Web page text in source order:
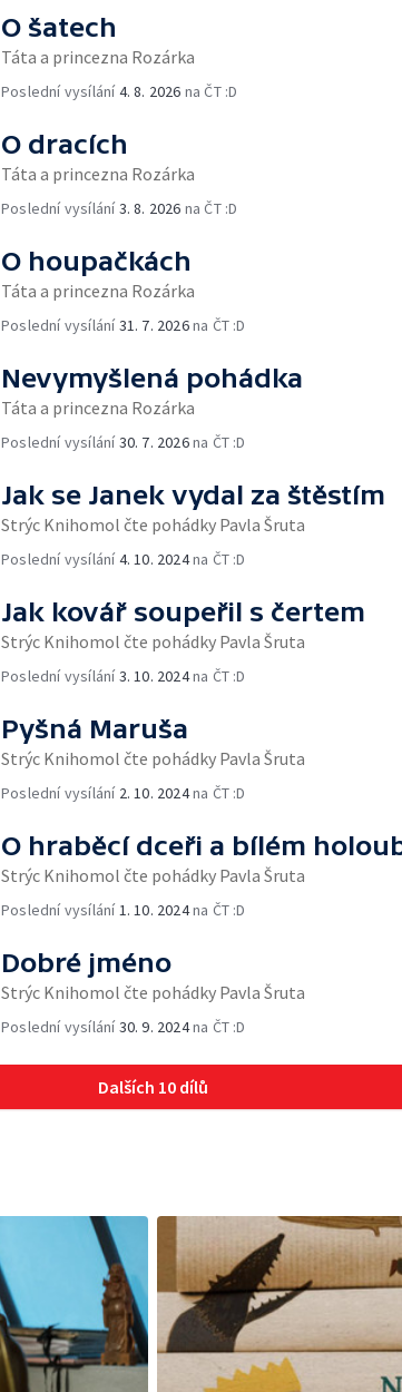
O šatech
Táta a princezna Rozárka
Poslední vysílání4. 8. 2026 na ČT :D
O dracích
Táta a princezna Rozárka
Poslední vysílání3. 8. 2026 na ČT :D
O houpačkách
Táta a princezna Rozárka
Poslední vysílání31. 7. 2026na ČT :D
Nevymyšlená pohádka
Táta a princezna Rozárka
Poslední vysílání30. 7. 2026na ČT :D
Jak se Janek vydal za štěstím
Strýc Knihomol čte pohádky Pavla Šruta
Poslední vysílání4. 10. 2024na ČT :D
Jak kovář soupeřil s čertem
Strýc Knihomol čte pohádky Pavla Šruta
Poslední vysílání3. 10. 2024na ČT :D
Pyšná Maruša
Strýc Knihomol čte pohádky Pavla Šruta
Poslední vysílání 2. 10. 2024na ČT :D
O hraběcí dceři a bílém
Strýc Knihomol čte pohádky Pavla Šruta
Poslední vysílání 1. 10. 2024na ČT :D
Dobré jméno
Strýc Knihomol čte pohádky Pavla Šruta
Poslední vysílání30. 9. 2024na ČT :D
Dalších 10 dílů